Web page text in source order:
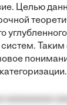
Целью
систем.